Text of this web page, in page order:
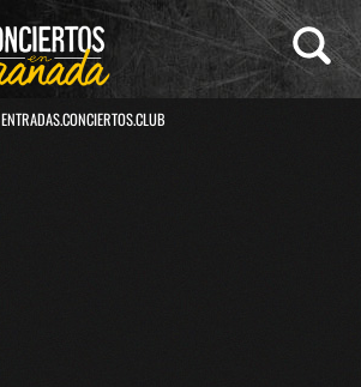
ENTRADAS.CONCIERTOS.CLUB